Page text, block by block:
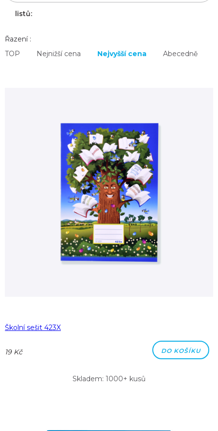
listů:
Řazení :
TOP
Nejnižší cena Nejvyšší cena Abecedně
Školní sešit 423X
19 Kč DO KOŠÍKU
Skladem: 1000+ kusů